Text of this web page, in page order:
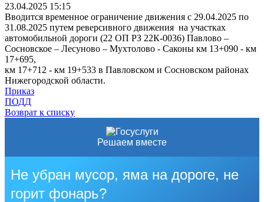
23.04.2025 15:15
Вводится временное ограничение движения с 29.04.2025 по
31.08.2025 путем реверсивного движения на участках
автомобильной дороги (22 ОП РЗ 22К-0036) Павлово –
Сосновское – Лесуново – Мухтолово - Саконы км 13+090 - км
17+695,
км 17+712 - км 19+533 в Павловском и Сосновском районах
Нижегородской области.
Приказ
ПОДД
Возврат к списку
Решаем вместе
Не убран мусор, яма на дороге, не
горит фонарь?